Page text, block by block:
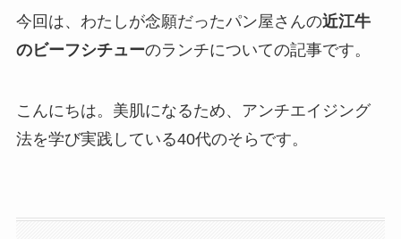
今回は、わたしが念願だったパン屋さんの近江牛
のビーフシチューのランチについての記事です。
こんにちは。美肌になるため、アンチエイジング
法を学び実践している40代のそらです。